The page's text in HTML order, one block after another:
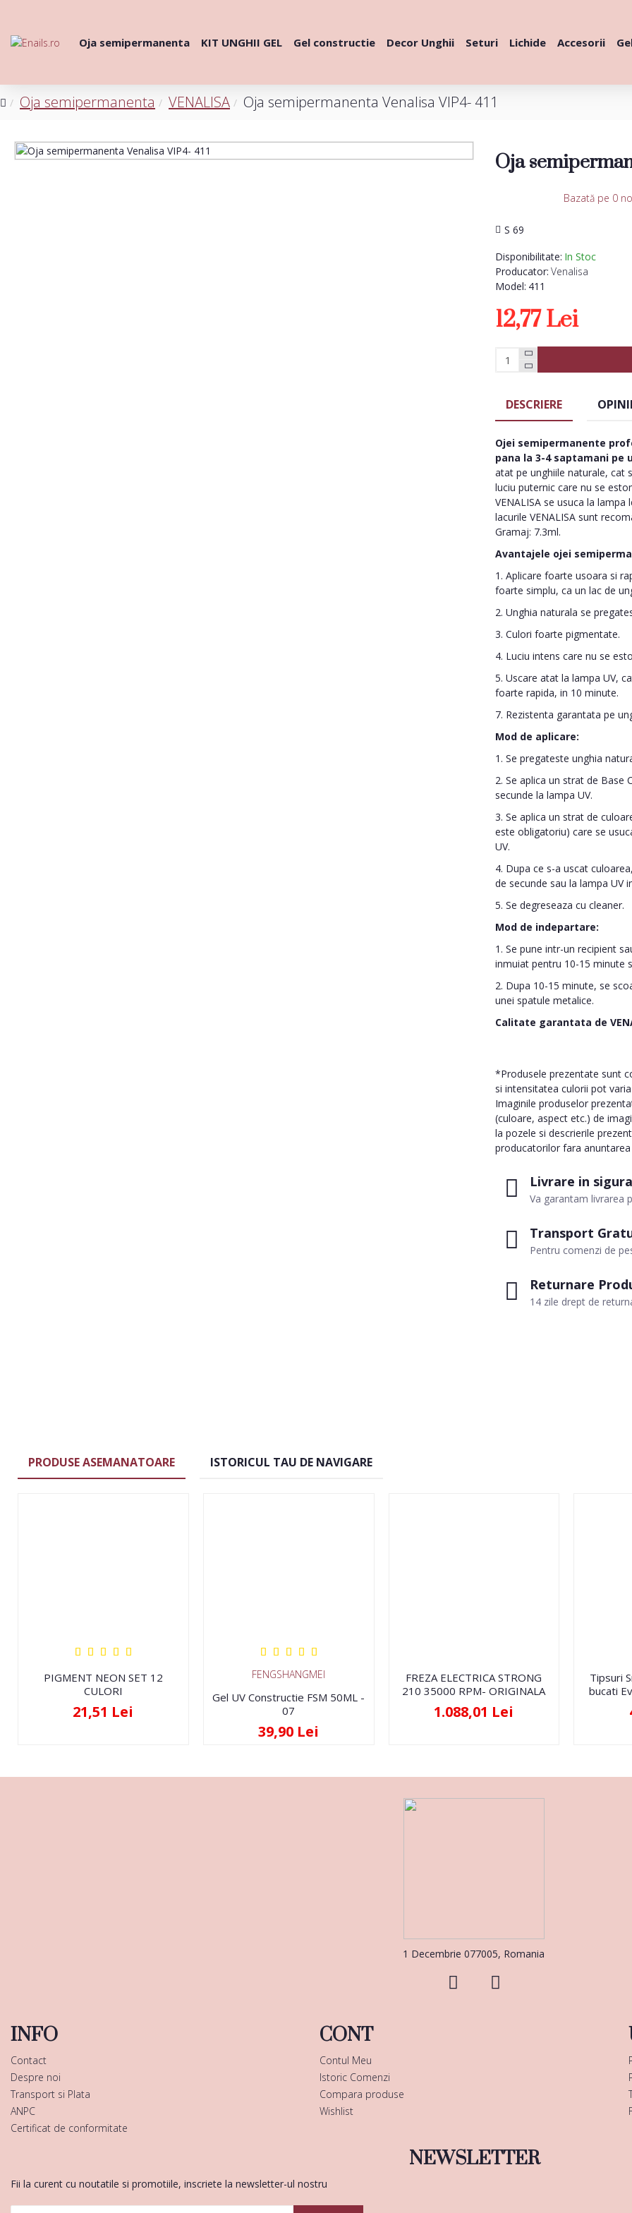
Oja semipermanenta KIT UNGHII GEL Gel constructie Decor Unghii Seturi Lichide Accesorii
Oja semipermanenta VENALISA Oja semipermanenta Venalisa VIP4- 411
Oja
Disponibilitate: In Stoc
Producator: Venalisa
Model: 411
S 69
Bazată pe 0
12,77 Lei
Livrare in
Va garantam livrarea
Transport
Pentru comenzi de
Returnare
14 zile drept de
DESCRIERE OPINII
Ojei semipermanente
pana la 3-4 saptamani pe
atat pe unghiile naturale, cat
luciu puternic care nu se
VENALISA se usuca la
lacurile VENALISA sunt
Gramaj: 7.3ml.
Avantajele ojei
1. Aplicare foarte usoara si
foarte simplu, ca un lac de
2. Unghia naturala se
3. Culori foarte pigmentate.
4. Luciu intens care nu se
5. Uscare atat la lampa UV,
foarte rapida, in 10 minute.
7. Rezistenta garantata pe
Mod de aplicare:
1. Se pregateste unghia
2. Se aplica un strat de Base
secunde la lampa UV.
3. Se aplica un strat de
este obligatoriu) care se
UV.
4. Dupa ce s-a uscat
de secunde sau la lampa UV
5. Se degreseaza cu cleaner.
Mod de indepartare:
1. Se pune intr-un recipient
inmuiat pentru 10-15 minute
2. Dupa 10-15 minute, se
unei spatule metalice.
Calitate garantata de
*Produsele prezentate sunt
si intensitatea culorii pot
Imaginile produselor
(culoare, aspect etc.) de
la pozele si descrierile
producatorilor fara
PRODUSE ASEMANATOARE ISTORICUL TAU DE NAVIGARE
PIGMENT NEON SET 12
CULORI
21,51 Lei
FENGSHANGMEI
Gel UV Constructie FSM 50ML -
07
39,90 Lei
FREZA ELECTRICA STRONG
210 35000 RPM- ORIGINALA
1.088,01 Lei
Tipsuri
bucati
1 Decembrie 077005, Romania
INFO
Contact
Despre noi
Transport si Plata
ANPC
Certificat de conformitate
CONT
Contul Meu
Istoric Comenzi
Compara produse
Wishlist
NEWSLETTER
Fii la curent cu noutatile si promotiile, inscriete la newsletter-ul nostru